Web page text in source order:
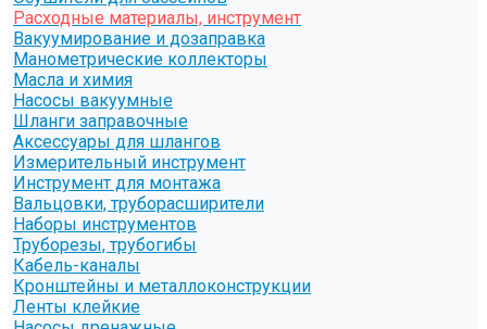
Расходные материалы, инструмент
Вакуумирование и дозаправка
Манометрические коллекторы
Масла и химия
Насосы вакуумные
Шланги заправочные
Аксессуары для шлангов
Измерительный инструмент
Инструмент для монтажа
Вальцовки, труборасширители
Наборы инструментов
Труборезы, трубогибы
Кабель-каналы
Кронштейны и металлоконструкции
Ленты клейкие